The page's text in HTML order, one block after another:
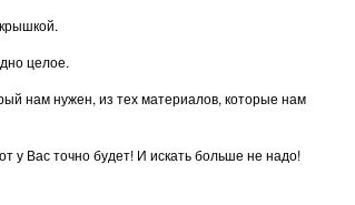
целое.
нам нужен, из тех материалов, которые нам
у Вас точно будет! И искать больше не надо!